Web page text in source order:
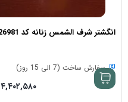
انگشتر شرف الشمس زنانه کد 26981
سفارش ساخت (7 الی 15 روز)
۴,۴۰۲,۵۸۰